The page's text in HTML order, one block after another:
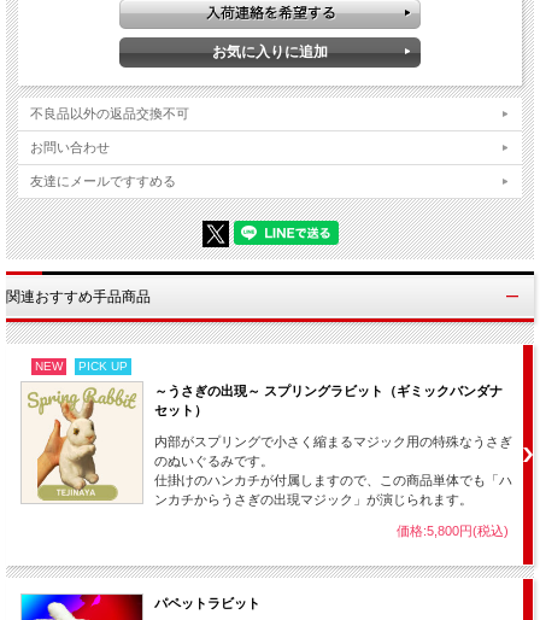
当店付属の「まほうとまほう特製解説書」内には、他にも様々なマジックのアイデ
ィアをご紹介してあります。
手品初心者の方にも、多くのステージをこなす方にも、お勧めしたい
非常に使いやすいマジック用具です。
あなたのする事はサイコロをボックスに入れてフタをするだけ。あとは自動
的に変化してくれます。
大きなサイコロがぬいぐるみになったり、カラフルなハンカチーフになった
り、たくさんのキャンディーになったり・・・
ただの決まった変化現象でなく、イベントや演技の流れに合った素敵な演出
度使うと手放せなくなるお気に入りのレパートリーとなってくれるはず。
不良品以外の返品交換不可
お問い合わせ
友達にメールですすめる
関連おすすめ手品商品
NEW PICK UP
～うさぎの出現～ スプリングラビット（ギミックバンダナ
セット）
内部がスプリングで小さく縮まるマジック用の特殊なうさぎ
のぬいぐるみです。
仕掛けのハンカチが付属しますので、この商品単体でも「ハ
ンカチからうさぎの出現マジック」が演じられます。
価格:5,800円(税込)
パペットラビット